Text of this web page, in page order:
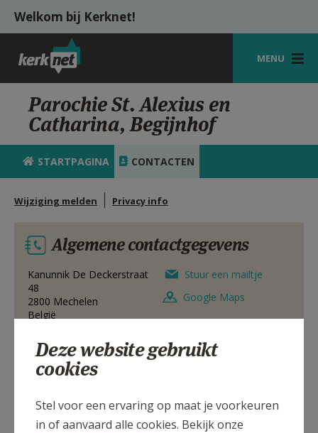
Overslaan en naar de inhoud gaan
Welkom bij Kerknet!
MENU
STARTPAGINA
KERK
VIERINGEN
HULP
MIJN PAROCHIE
AANMELDEN OF REGISTREREN
Parochie St. Alexius en
Catharina, Begijnhof
STARTPAGINA CONTACTEN
Wijziging melden Privacy info
Algemene contactgegevens
Kanunnik De Deckerstraat
48
2800 Mechelen
België
015 27 19 90
Stuur een mailtje
Google Maps
Kanunnik De Deckerstraat 48, 2800 Mechelen
Deze website gebruikt
cookies
Stel voor een ervaring op maat je voorkeuren
in of aanvaard alle cookies. Bekijk onze